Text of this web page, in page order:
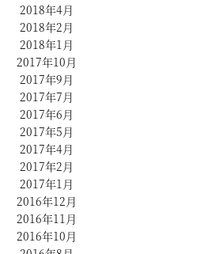
2018年4月
2018年2月
2018年1月
2017年10月
2017年9月
2017年7月
2017年6月
2017年5月
2017年4月
2017年2月
2017年1月
2016年12月
2016年11月
2016年10月